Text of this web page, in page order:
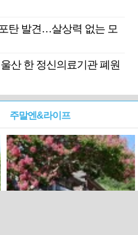
탄 발견…살상력 없는 모
산 한 정신의료기관 폐원
주말엔&라이프